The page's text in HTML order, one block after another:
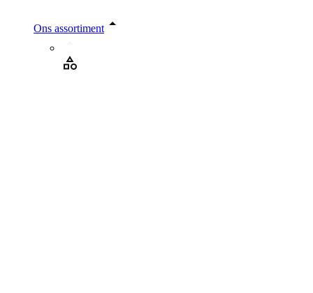
Ons assortiment